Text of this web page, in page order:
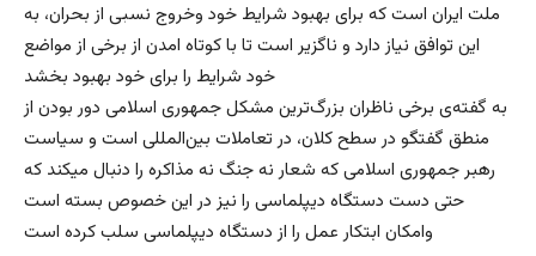
ملت ایران است که برای بهبود شرایط خود و‌خروج نسبی از بحران، به
این توافق نیاز دارد و ناگزیر است تا با کوتاه امدن از برخی از مواضع
خود شرایط را برای خود بهبود بخشد
به گفته‌ی برخی ناظران بزرگ‌ترین مشکل جمهوری اسلامی دور بودن از
منطق گفتگو در سطح کلان، در تعاملات بین‌المللی است و سیاست
رهبر جمهوری اسلامی که شعار نه جنگ نه مذاکره را دنبال میکند که
حتی دست دستگاه دیپلماسی را نیز در این خصوص بسته است
و‌امکان ابتکار عمل را از دستگاه دیپلماسی سلب کرده است